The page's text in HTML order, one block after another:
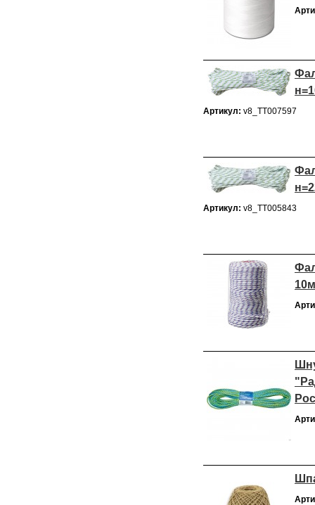
Артикул: v8_ТТ007597
Артикул: v8_ТТ005843